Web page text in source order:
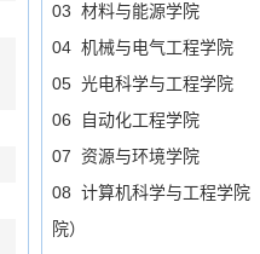
03 材料与能源学院
04 机械与电气工程学院
05 光电科学与工程学院
06 自动化工程学院
07 资源与环境学院
08 计算机科学与工程学院
院）